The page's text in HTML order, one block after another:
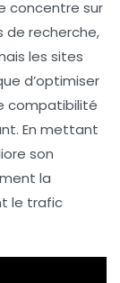
concentre sur
de recherche,
les sites
d’optimiser
compatibilité
En mettant
son
la
le trafic